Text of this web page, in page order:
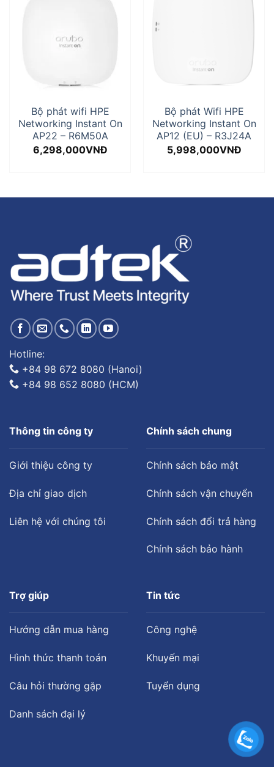
Bộ phát wifi HPE
Networking Instant On
AP22 – R6M50A
6,298,000VNĐ
Bộ phát Wifi HPE
Networking Instant On
AP12 (EU) – R3J24A
5,998,000VNĐ
Hotline:
+84 98 672 8080 (Hanoi)
+84 98 652 8080 (HCM)
Thông tin công ty
Giới thiệu công ty
Địa chỉ giao dịch
Liên hệ với chúng tôi
Chính sách chung
Chính sách bảo mật
Chính sách vận chuyển
Chính sách đổi trả hàng
Chính sách bảo hành
Trợ giúp
Hướng dẫn mua hàng
Hình thức thanh toán
Câu hỏi thường gặp
Danh sách đại lý
Tin tức
Công nghệ
Khuyến mại
Tuyển dụng